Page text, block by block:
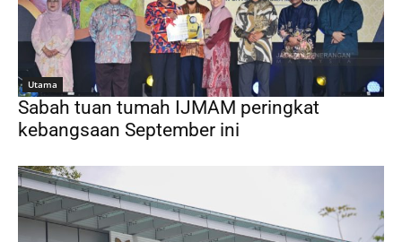
Utama
Sabah tuan tumah IJMAM peringkat
kebangsaan September ini